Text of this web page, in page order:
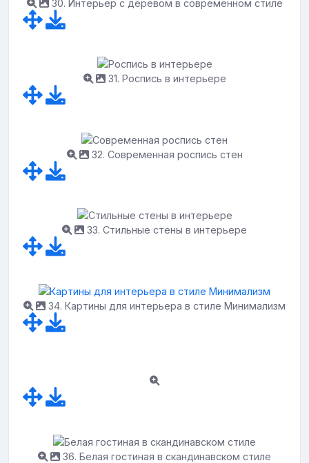
30. Интерьер с деревом в современном стиле
31. Роспись в интерьере
32. Современная роспись стен
33. Стильные стены в интерьере
34. Картины для интерьера в стиле Минимализм
36. Белая гостиная в скандинавском стиле